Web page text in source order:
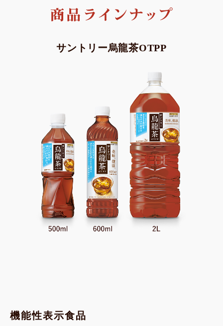
サントリー烏龍茶OTPP
機能性表示食品